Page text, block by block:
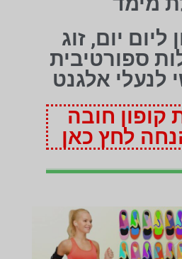
ליום יום, זוג
ספורטיבית
לנעלי אלגנט
חובה
לחץ כאן